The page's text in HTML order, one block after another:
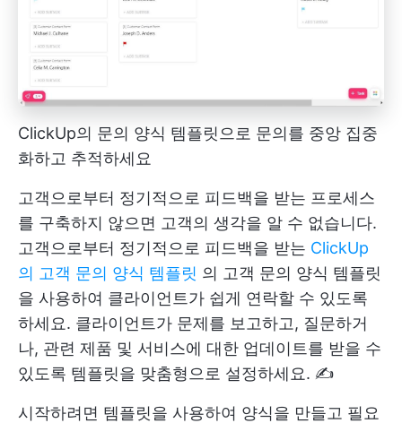
ClickUp의 문의 양식 템플릿으로 문의를 중앙 집중
화하고 추적하세요
고객으로부터 정기적으로 피드백을 받는 프로세스
를 구축하지 않으면 고객의 생각을 알 수 없습니다.
고객으로부터 정기적으로 피드백을 받는 ClickUp
의 고객 문의 양식 템플릿 의 고객 문의 양식 템플릿
을 사용하여 클라이언트가 쉽게 연락할 수 있도록
하세요. 클라이언트가 문제를 보고하고, 질문하거
나, 관련 제품 및 서비스에 대한 업데이트를 받을 수
있도록 템플릿을 맞춤형으로 설정하세요. ✍️
시작하려면 템플릿을 사용하여 양식을 만들고 필요